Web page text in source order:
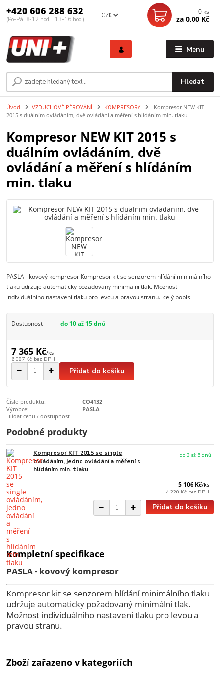
Menu
CZK
Hledat
+420 606 288 632
(Po-Pá, 8-12 hod. | 13-16 hod.)
0 ks
za 0,00 Kč
Úvod VZDUCHOVÉ PÉROVÁNÍ KOMPRESORY
Kompresor NEW KIT
2015 s duálním ovládáním, dvě ovládání a měření s hlídáním min. tlaku
Kompresor NEW KIT 2015 s
duálním ovládáním, dvě
ovládání a měření s hlídáním
min. tlaku
PASLA - kovový kompresor Kompresor kit se senzorem hlídání minimálního
tlaku udržuje automaticky požadovaný minimální tlak. Možnost
individuálního nastavení tlaku pro levou a pravou stranu.celý popis
Dostupnost do 10 až 15 dnů
7 365 Kč/ks
6 087 Kč bez DPH
Přidat do košíku
Číslo produktu:
CO4132
Výrobce:
PASLA
Hlídat cenu / dostupnost
Podobné produkty
Kompresor KIT 2015 se single
ovládáním, jedno ovládání a měření s
hlídáním min. tlaku
5 106 Kč/ks
4 220 Kč bez DPH
do 3 až 5 dnů
Přidat do košíku
Kompletní specifikace
PASLA - kovový kompresor
Kompresor kit se senzorem hlídání minimálního tlaku
udržuje automaticky požadovaný minimální tlak.
Možnost individuálního nastavení tlaku pro levou a
pravou stranu.
Zboží zařazeno v kategoriích